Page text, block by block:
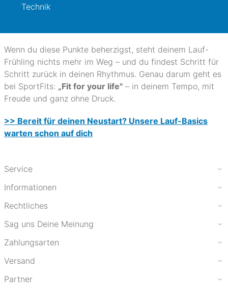
Technik
Wenn du diese Punkte beherzigst, steht deinem Lauf-
Frühling nichts mehr im Weg – und du findest Schritt für
Schritt zurück in deinen Rhythmus. Genau darum geht es
bei SportFits: „Fit for your life" – in deinem Tempo, mit
Freude und ganz ohne Druck.
>> Bereit für deinen Neustart? Unsere Lauf-Basics
warten schon auf dich
Service
Informationen
Rechtliches
Sag uns Deine Meinung
Zahlungsarten
Versand
Partner